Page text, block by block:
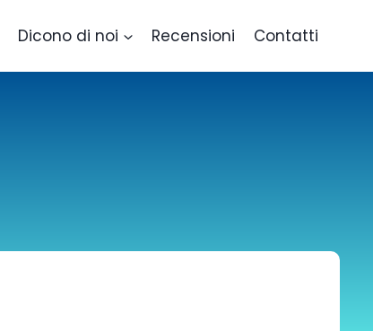
Dicono di noi Recensioni Contatti